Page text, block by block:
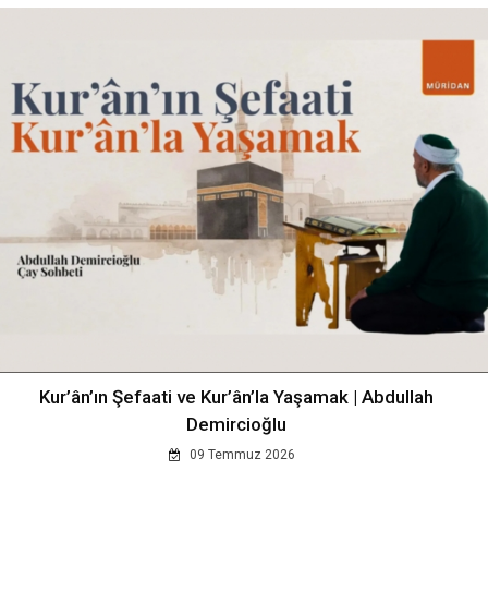
Kur’ân’ın Şefaati ve Kur’ân’la Yaşamak | Abdullah
Demircioğlu
09 Temmuz 2026